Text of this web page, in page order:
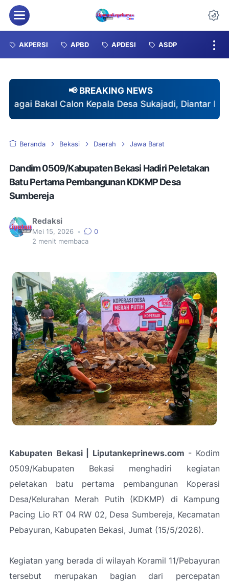
Menu
AKPERSI APBD APDESI ASDP
📢 BREAKING NEWS
Desa Sukajadi, Diantar Ratusan Pendukung
Beranda Bekasi Daerah Jawa Barat
Dandim 0509/Kabupaten Bekasi Hadiri Peletakan
Batu Pertama Pembangunan KDKMP Desa
Sumbereja
Redaksi
Mei 15, 2026 •
0
2 menit membaca
Kabupaten Bekasi | Liputankeprinews.com - Kodim
0509/Kabupaten Bekasi menghadiri kegiatan
peletakan batu pertama pembangunan Koperasi
Desa/Kelurahan Merah Putih (KDKMP) di Kampung
Pacing Lio RT 04 RW 02, Desa Sumbereja, Kecamatan
Pebayuran, Kabupaten Bekasi, Jumat (15/5/2026).
Kegiatan yang berada di wilayah Koramil 11/Pebayuran
tersebut merupakan bagian dari percepatan